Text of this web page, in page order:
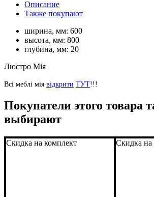
Описание
Также покупают
ширина, мм: 600
высота, мм: 800
глубина, мм: 20
Люстро Мія
Всі меблі мія відкрити ТУТ!!!
Покупатели этого товара
выбирают
Скидка на комплект Скидка на